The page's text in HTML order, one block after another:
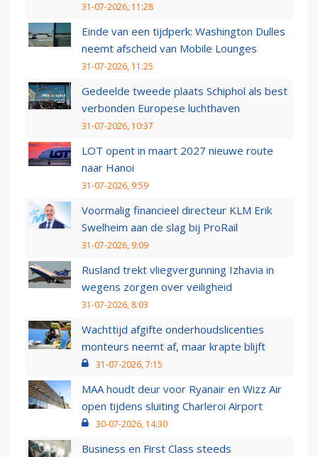
31-07-2026, 11:28
Einde van een tijdperk: Washington Dulles
neemt afscheid van Mobile Lounges
31-07-2026, 11:25
Gedeelde tweede plaats Schiphol als best
verbonden Europese luchthaven
31-07-2026, 10:37
LOT opent in maart 2027 nieuwe route
naar Hanoi
31-07-2026, 9:59
Voormalig financieel directeur KLM Erik
Swelheim aan de slag bij ProRail
31-07-2026, 9:09
Rusland trekt vliegvergunning Izhavia in
wegens zorgen over veiligheid
31-07-2026, 8:03
Wachttijd afgifte onderhoudslicenties
monteurs neemt af, maar krapte blijft
31-07-2026, 7:15
MAA houdt deur voor Ryanair en Wizz Air
open tijdens sluiting Charleroi Airport
30-07-2026, 14:30
Business en First Class steeds